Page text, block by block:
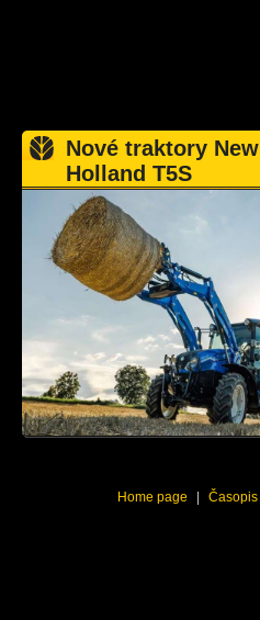
Nové traktory New
Holland T5S
Home page Časopis